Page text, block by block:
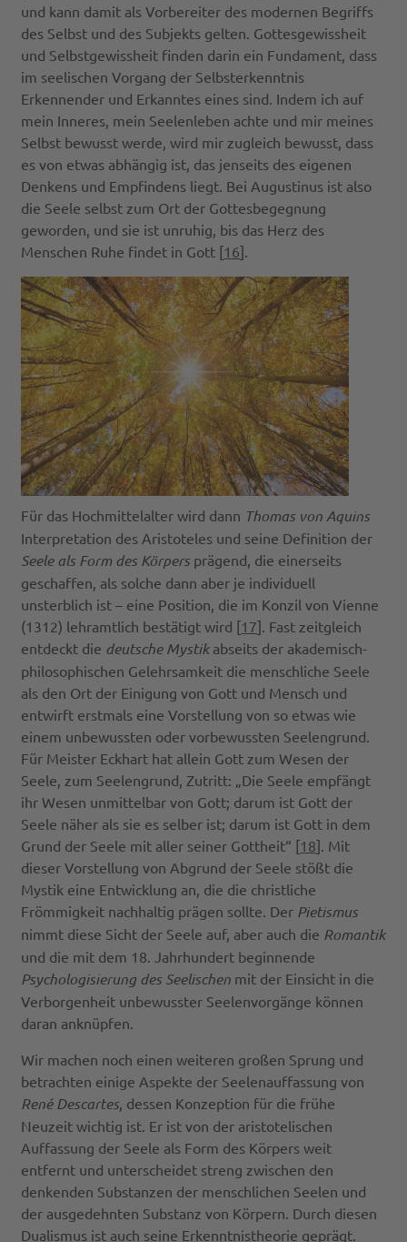
und kann damit als Vorbereiter des modernen Begriffs
des Selbst und des Subjekts gelten. Gottesgewissheit
und Selbstgewissheit finden darin ein Fundament, dass
im seelischen Vorgang der Selbsterkenntnis
Erkennender und Erkanntes eines sind. Indem ich auf
mein Inneres, mein Seelenleben achte und mir meines
Selbst bewusst werde, wird mir zugleich bewusst, dass
es von etwas abhängig ist, das jenseits des eigenen
Denkens und Empfindens liegt. Bei Augustinus ist also
die Seele selbst zum Ort der Gottesbegegnung
geworden, und sie ist unruhig, bis das Herz des
Menschen Ruhe findet in Gott [16].
Für das Hochmittelalter wird dann Thomas von Aquins
Interpretation des Aristoteles und seine Definition der
Seele als Form des Körpers prägend, die einerseits
geschaffen, als solche dann aber je individuell
unsterblich ist – eine Position, die im Konzil von Vienne
(1312) lehramtlich bestätigt wird [17]. Fast zeitgleich
entdeckt die deutsche Mystikabseits der akademisch-
philosophischen Gelehrsamkeit die menschliche Seele
als den Ort der Einigung von Gott und Mensch und
entwirft erstmals eine Vorstellung von so etwas wie
einem unbewussten oder vorbewussten Seelengrund.
Für Meister Eckhart hat allein Gott zum Wesen der
Seele, zum Seelengrund, Zutritt: „Die Seele empfängt
ihr Wesen unmittelbar von Gott; darum ist Gott der
Seele näher als sie es selber ist; darum ist Gott in dem
Grund der Seele mit aller seiner Gottheit“ [18]. Mit
dieser Vorstellung von Abgrund der Seele stößt die
Mystik eine Entwicklung an, die die christliche
Frömmigkeit nachhaltig prägen sollte. Der Pietismus
nimmt diese Sicht der Seele auf, aber auch die Romantik
und die mit dem 18. Jahrhundert beginnende
Psychologisierung des Seelischen mit der Einsicht in die
Verborgenheit unbewusster Seelenvorgänge können
daran anknüpfen.
Wir machen noch einen weiteren großen Sprung und
betrachten einige Aspekte der Seelenauffassung von
René Descartes , dessen Konzeption für die frühe
Neuzeit wichtig ist. Er ist von der aristotelischen
Auffassung der Seele als Form des Körpers weit
entfernt und unterscheidet streng zwischen den
denkenden Substanzen der menschlichen Seelen und
der ausgedehnten Substanz von Körpern. Durch diesen
Dualismus ist auch seine Erkenntnistheorie geprägt.